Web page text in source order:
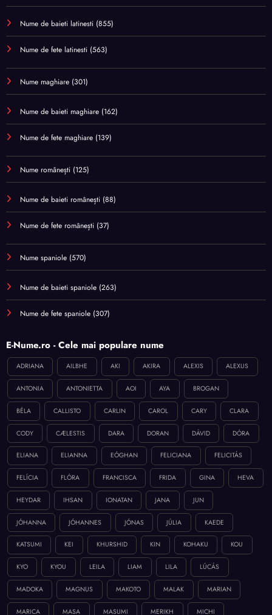
Nume de baieti latinesti (855)
Nume de fete latinesti (563)
Nume maghiare (301)
Nume de baieti maghiare (162)
Nume de fete maghiare (139)
Nume românești (125)
Nume de baieti românești (88)
Nume de fete românești (37)
Nume spaniole (570)
Nume de baieti spaniole (263)
Nume de fete spaniole (307)
E-Nume.ro - Cele mai populare nume
ADRIANA AILBHE AKI AKIRA ALEXIS ALEXUS
ANTONIA ANTONIETTA AOI AYA BROGAN
BÉLA CALLISTO CARLIN CAROL CARY CLARA
CODY CÆLESTIS DARA DORAN DÁVID DÓRA
ELIANA ELIANNA EÓGHAN FELICIANA FELICITÁS
FELÍCIA FLÓRA FRANCISCA FRIDA GINA HEVA
HEYDAR IHSAN IONATAN JANA JUN
JÓHANNA JÓHANNES JÓNAS JÚLIA KAEDE
KATSUMI KEI KHURSHID KIN KOHAKU KOU
KYO KYOU LEILA LIAM LILA LÚCÁS
MADOKA MAGNUS MAKOTO MALAK MARIAN
MARICA MASA MASUMI MERIKH MICHI